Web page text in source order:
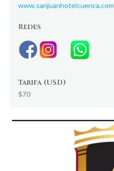
www.sanjuanhotelcuenca.com
Redes
Tarifa (USD)
$70